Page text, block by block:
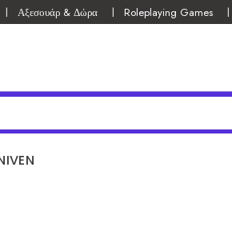
Αξεσουάρ & Δώρα Roleplaying Games